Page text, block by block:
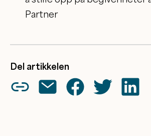
Partner
Del artikkelen